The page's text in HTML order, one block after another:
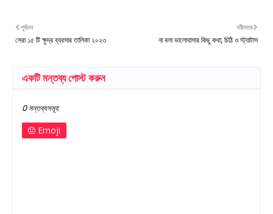
নবীনতর
না বলা ভালোবাসার কিছু কথা, চিঠি ও স্ট্যাটাস
পূর্বতন
সেরা ১৫ টি ক্ষুদ্র ব্যবসার তালিকা ২০২৩
একটি মন্তব্য পোস্ট করুন
0 মন্তব্যসমূহ
Emoji